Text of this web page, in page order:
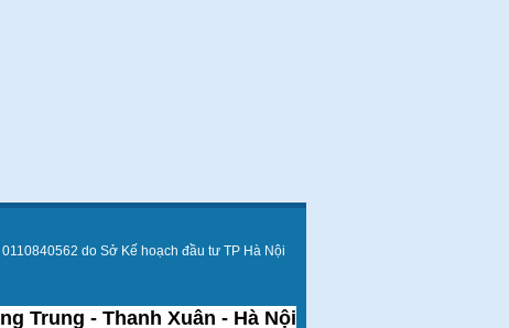
do Sở Kế hoạch đầu tư TP Hà Nội
Trung - Thanh Xuân - Hà Nội